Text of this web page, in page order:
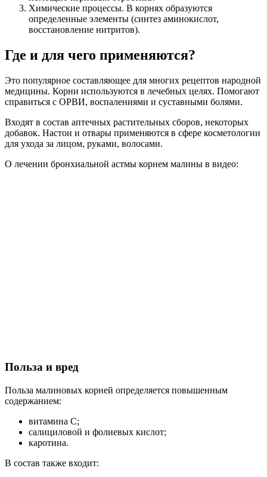
Химические процессы. В корнях образуются
определенные элементы (синтез аминокислот,
восстановление нитритов).
Где и для чего применяются?
Это популярное составляющее для многих рецептов народной
медицины. Корни используются в лечебных целях. Помогают
справиться с ОРВИ, воспалениями и суставными болями.
Входят в состав аптечных растительных сборов, некоторых
добавок. Настои и отвары применяются в сфере косметологии
для ухода за лицом, руками, волосами.
О лечении бронхиальной астмы корнем малины в видео:
Польза и вред
Польза малиновых корней определяется повышенным
содержанием:
витамина С;
салициловой и фолиевых кислот;
каротина.
В состав также входит: